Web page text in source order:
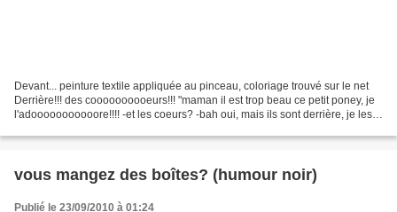
Devant... peinture textile appliquée au pinceau, coloriage trouvé sur le net
Derrière!!! des coooooooooeurs!!! "maman il est trop beau ce petit poney, je
l'adooooooooooore!!!! -et les coeurs? -bah oui, mais ils sont derrière, je les
vous mangez des boîtes? (humour noir)
Publié le 23/09/2010 à 01:24